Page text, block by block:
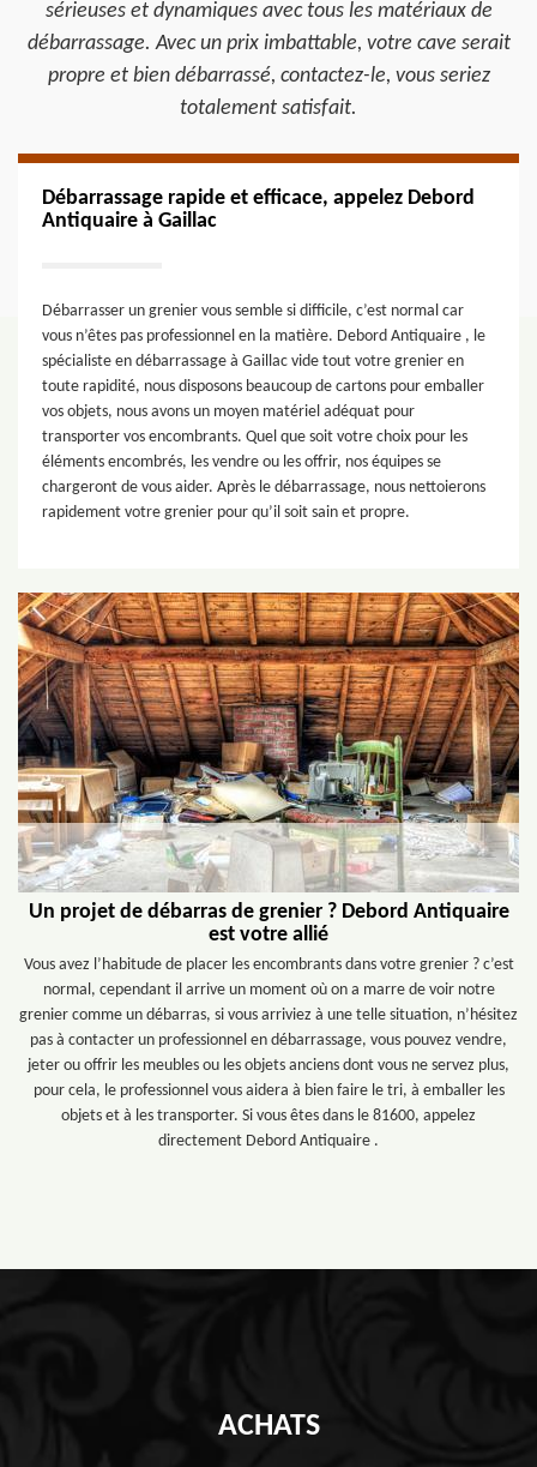
sérieuses et dynamiques avec tous les matériaux de
débarrassage. Avec un prix imbattable, votre cave serait
propre et bien débarrassé, contactez-le, vous seriez
totalement satisfait.
Débarrassage rapide et efficace, appelez Debord
Antiquaire à Gaillac
Débarrasser un grenier vous semble si difficile, c’est normal car
vous n’êtes pas professionnel en la matière. Debord Antiquaire , le
spécialiste en débarrassage à Gaillac vide tout votre grenier en
toute rapidité, nous disposons beaucoup de cartons pour emballer
vos objets, nous avons un moyen matériel adéquat pour
transporter vos encombrants. Quel que soit votre choix pour les
éléments encombrés, les vendre ou les offrir, nos équipes se
chargeront de vous aider. Après le débarrassage, nous nettoierons
rapidement votre grenier pour qu’il soit sain et propre.
Un projet de débarras de grenier ? Debord Antiquaire
est votre allié
Vous avez l’habitude de placer les encombrants dans votre grenier ? c’est
normal, cependant il arrive un moment où on a marre de voir notre
grenier comme un débarras, si vous arriviez à une telle situation, n’hésitez
pas à contacter un professionnel en débarrassage, vous pouvez vendre,
jeter ou offrir les meubles ou les objets anciens dont vous ne servez plus,
pour cela, le professionnel vous aidera à bien faire le tri, à emballer les
objets et à les transporter. Si vous êtes dans le 81600, appelez
directement Debord Antiquaire .
ACHATS